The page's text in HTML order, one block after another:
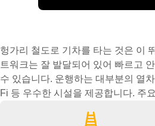
헝가리 철도로 기차를 타는 것은 이
트워크는 잘 발달되어 있어 빠르고
수 있습니다. 운행하는 대부분의 열
Fi 등 우수한 시설을 제공합니다. 주
다페스트 켈레티 기차역 이라고도
기차 여행을 더욱 편리하게 만듭니